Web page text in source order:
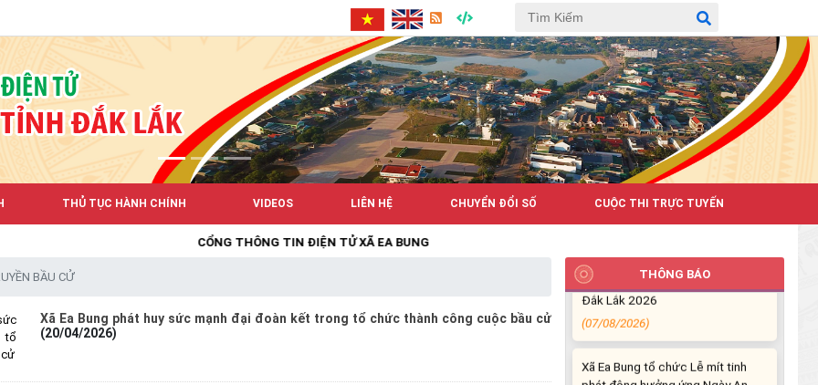
THỦ TỤC HÀNH CHÍNH VIDEOS LIÊN HỆ CHUYỂN ĐỔI SỐ CUỘC THI TRỰC TUYẾN
CỔNG THÔNG TIN ĐIỆN TỬ XÃ EA BUNG
BẦU CỬ
Xã Ea Bung phát huy sức mạnh đại đoàn kết trong tổ chức thành công cuộc bầu cử
(20/04/2026)
THÔNG BÁO
truyền thông Lễ hội Sầu riêng
Đắk Lắk 2026
(07/08/2026)
Xã Ea Bung tổ chức Lễ mít tinh
phát động hưởng ứng Ngày An
ninh mạng Việt Nam năm 2026